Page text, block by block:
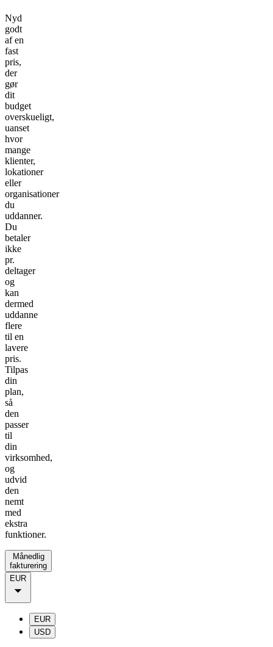
Nyd
godt
af en
fast
pris,
der
gør
dit
budget
overskueligt,
uanset
hvor
mange
klienter,
lokationer
eller
organisationer
du
uddanner.
Du
betaler
ikke
pr.
deltager
og
kan
dermed
uddanne
flere
til en
lavere
pris.
Tilpas
din
plan,
så
den
passer
til
din
virksomhed,
og
udvid
den
nemt
med
ekstra
funktioner.
Månedlig
fakturering
EUR
EUR
USD